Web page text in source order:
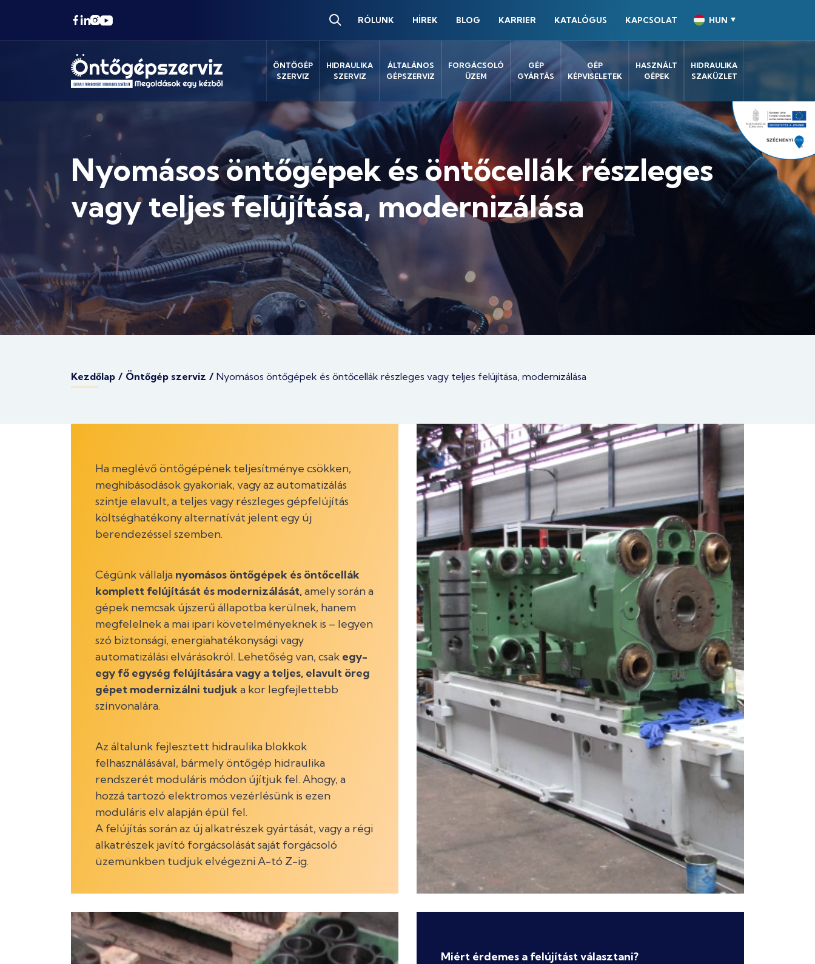
RÓLUNK HÍREK BLOG KARRIER KATALÓGUS KAPCSOLAT HUN
ÖNTŐGÉP
SZERVIZ
HIDRAULIKA
SZERVIZ
ÁLTALÁNOS
GÉPSZERVIZ
FORGÁCSOLÓ
ÜZEM
GÉP
GYÁRTÁS
GÉP
KÉPVISELETEK
HASZNÁLT
GÉPEK
HIDRAULIKA
SZAKÜZLET
Nyomásos öntőgépek és öntőcellák részleges
vagy teljes felújítása, modernizálása
Kezdőlap / Öntőgép szerviz / Nyomásos öntőgépek és öntőcellák részleges vagy teljes felújítása, modernizálása
Ha meglévő öntőgépének teljesítménye csökken,
meghibásodások gyakoriak, vagy az automatizálás
szintje elavult, a teljes vagy részleges gépfelújítás
költséghatékony alternatívát jelent egy új
berendezéssel szemben.
Cégünk vállalja nyomásos öntőgépek és öntőcellák
komplett felújítását és modernizálását,amely során a
gépek nemcsak újszerű állapotba kerülnek, hanem
megfelelnek a mai ipari követelményeknek is – legyen
szó biztonsági, energiahatékonysági vagy
automatizálási elvárásokról. Lehetőség van, csak egy-
egy fő egység felújítására vagy a teljes, elavult öreg
gépet modernizálni tudjuka kor legfejlettebb
színvonalára.
Az általunk fejlesztett hidraulika blokkok
felhasználásával, bármely öntőgép hidraulika
rendszerét moduláris módon újítjuk fel. Ahogy, a
hozzá tartozó elektromos vezérlésünk is ezen
moduláris elv alapján épül fel.
A felújítás során az új alkatrészek gyártását, vagy a régi
alkatrészek javító forgácsolását saját forgácsoló
üzemünkben tudjuk elvégezni A-tó Z-ig.
Miért érdemes a felújítást választani?